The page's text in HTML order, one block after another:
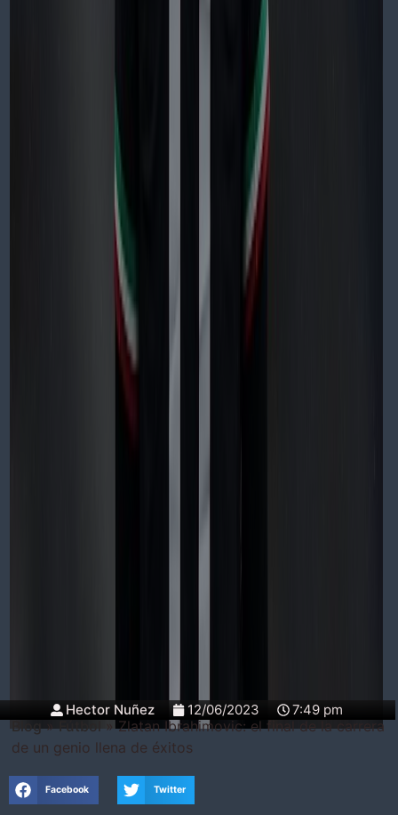
Hector Nuñez 12/06/2023 7:49 pm
Blog»Fútbol»Zlatan Ibrahimovic: el final de la carrera
de un genio llena de éxitos
Facebook Twitter